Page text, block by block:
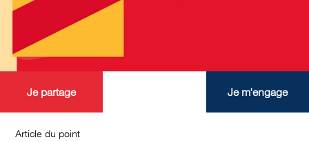
Article du point
Je partage Je m'engage